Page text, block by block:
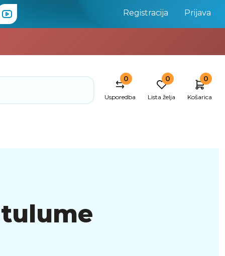
Registracija Prijava
0
Usporedba
0
Lista želja
0
Košarica